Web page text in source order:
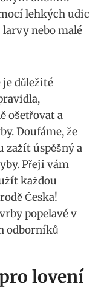
lehkých udic
nebo malé
důležité
ošetřovat ​a
Doufáme, že
zažít úspěšný a
Přeji ⁢vám
⁤každou
Česka!
lovení